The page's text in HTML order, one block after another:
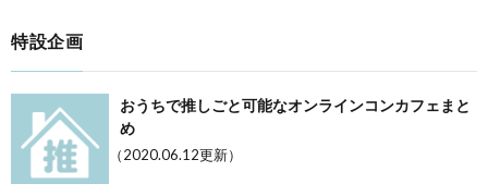
特設企画
おうちで推しごと可能なオンラインコンカフェまと
め
（2020.06.12更新）